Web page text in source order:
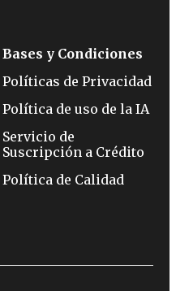
Bases y Condiciones
Políticas de Privacidad
Política de uso de la IA
Servicio de
Suscripción a Crédito
Política de Calidad